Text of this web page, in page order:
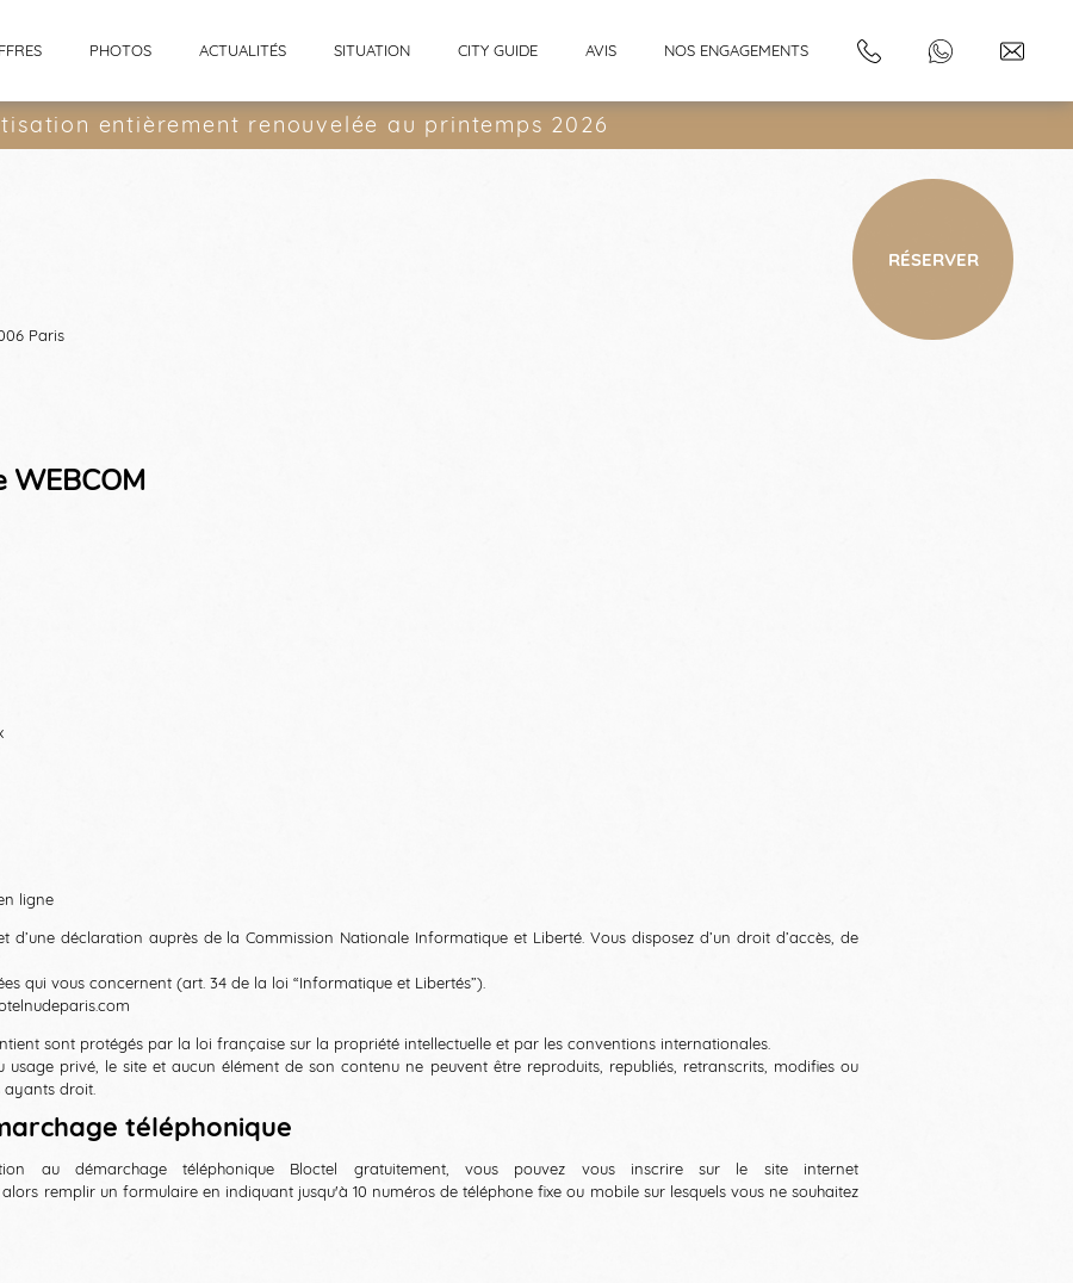
PHOTOS ACTUALITÉS SITUATION CITY GUIDE AVIS NOS ENGAGEMENTS
RÉSERVER
entièrement renouvelée au printemps 2026
Paris
WEBCOM
ligne
déclaration auprès de la Commission Nationale Informatique et Liberté. Vous disposez d’un droit d’accès, de
qui vous concernent (art. 34 de la loi “Informatique et Libertés”).
sont protégés par la loi française sur la propriété intellectuelle et par les conventions internationales.
privé, le site et aucun élément de son contenu ne peuvent être reproduits, republiés, retranscrits, modifies ou
ayants droit.
téléphonique
au démarchage téléphonique Bloctel gratuitement, vous pouvez vous inscrire sur le site internet
remplir un formulaire en indiquant jusqu'à 10 numéros de téléphone fixe ou mobile sur lesquels vous ne souhaitez